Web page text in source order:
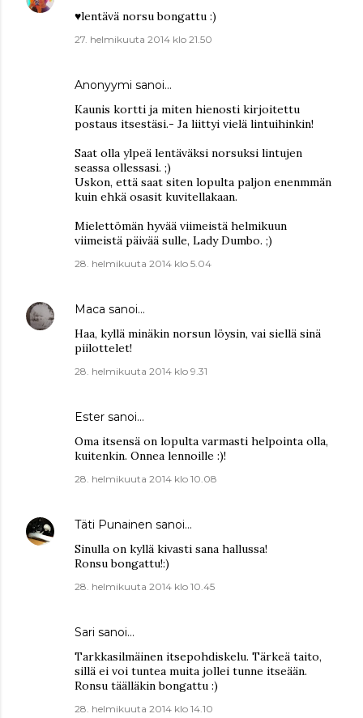
♥lentävä norsu bongattu :)
27. helmikuuta 2014 klo 21.50
Anonyymi sanoi…
Kaunis kortti ja miten hienosti kirjoitettu
postaus itsestäsi.- Ja liittyi vielä lintuihinkin!
Saat olla ylpeä lentäväksi norsuksi lintujen
seassa ollessasi. ;)
Uskon, että saat siten lopulta paljon enenmmän
kuin ehkä osasit kuvitellakaan.
Mielettömän hyvää viimeistä helmikuun
viimeistä päivää sulle, Lady Dumbo. ;)
28. helmikuuta 2014 klo 5.04
Maca sanoi…
Haa, kyllä minäkin norsun löysin, vai siellä sinä
piilottelet!
28. helmikuuta 2014 klo 9.31
Ester sanoi…
Oma itsensä on lopulta varmasti helpointa olla,
kuitenkin. Onnea lennoille :)!
28. helmikuuta 2014 klo 10.08
Täti Punainen sanoi…
Sinulla on kyllä kivasti sana hallussa!
Ronsu bongattu!:)
28. helmikuuta 2014 klo 10.45
Sari sanoi…
Tarkkasilmäinen itsepohdiskelu. Tärkeä taito,
sillä ei voi tuntea muita jollei tunne itseään.
Ronsu täälläkin bongattu :)
28. helmikuuta 2014 klo 14.10